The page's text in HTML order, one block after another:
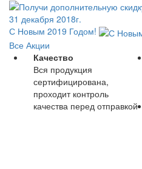
31 декабря 2018г.
С Новым 2019 Годом!
Все Акции
Качество
Вся продукция
сертифицирована,
проходит контроль
качества перед отправкой